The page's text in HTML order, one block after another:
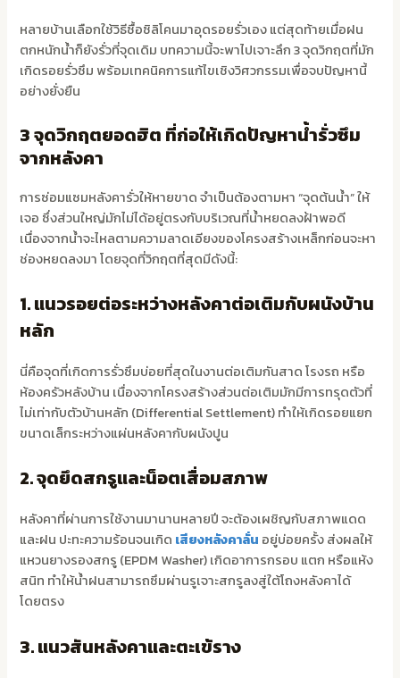
หลายบ้านเลือกใช้วิธีซื้อซิลิโคนมาอุดรอยรั่วเอง แต่สุดท้ายเมื่อฝน
ตกหนักน้ำก็ยังรั่วที่จุดเดิม บทความนี้จะพาไปเจาะลึก 3 จุดวิกฤตที่มัก
เกิดรอยรั่วซึม พร้อมเทคนิคการแก้ไขเชิงวิศวกรรมเพื่อจบปัญหานี้
อย่างยั่งยืน
3 จุดวิกฤตยอดฮิต ที่ก่อให้เกิดปัญหาน้ำรั่วซึม
จากหลังคา
การซ่อมแซมหลังคารั่วให้หายขาด จำเป็นต้องตามหา “จุดต้นน้ำ” ให้
เจอ ซึ่งส่วนใหญ่มักไม่ได้อยู่ตรงกับบริเวณที่น้ำหยดลงฝ้าพอดี
เนื่องจากน้ำจะไหลตามความลาดเอียงของโครงสร้างเหล็กก่อนจะหา
ช่องหยดลงมา โดยจุดที่วิกฤตที่สุดมีดังนี้:
1. แนวรอยต่อระหว่างหลังคาต่อเติมกับผนังบ้าน
หลัก
นี่คือจุดที่เกิดการรั่วซึมบ่อยที่สุดในงานต่อเติมกันสาด โรงรถ หรือ
ห้องครัวหลังบ้าน เนื่องจากโครงสร้างส่วนต่อเติมมักมีการทรุดตัวที่
ไม่เท่ากับตัวบ้านหลัก (Differential Settlement) ทำให้เกิดรอยแยก
ขนาดเล็กระหว่างแผ่นหลังคากับผนังปูน
2. จุดยึดสกรูและน็อตเสื่อมสภาพ
หลังคาที่ผ่านการใช้งานมานานหลายปี จะต้องเผชิญกับสภาพแดด
และฝน ปะทะความร้อนจนเกิด เสียงหลังคาลั่น อยู่บ่อยครั้ง ส่งผลให้
แหวนยางรองสกรู (EPDM Washer) เกิดอาการกรอบ แตก หรือแห้ง
สนิท ทำให้น้ำฝนสามารถซึมผ่านรูเจาะสกรูลงสู่ใต้โถงหลังคาได้
โดยตรง
3. แนวสันหลังคาและตะเข้ราง